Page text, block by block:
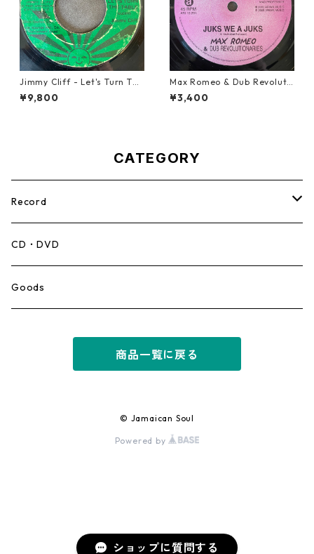
ショップに質問する
Jimmy Cliff - Let's Turn The
Table【7-21999】
¥9,800
Max Romeo & Dub Revoluti
onaries - Juks We A Juks【1
0-90000】
¥3,400
CATEGORY
Record
Mento,Calypso,Ballad
Ska
Early Dancehall
CD・DVD
Goods
商品一覧に戻る
© Jamaican Soul
Powered by